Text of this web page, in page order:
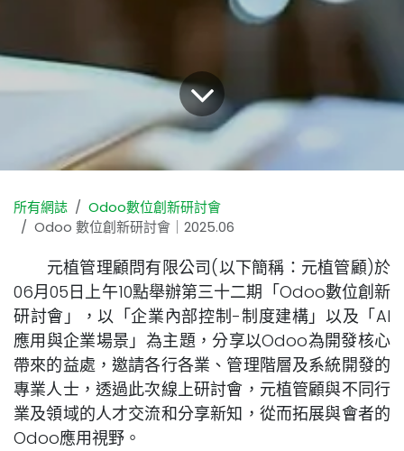
所有網誌
Odoo數位創新研討會
Odoo 數位創新研討會｜2025.06
元植管理顧問有限公司(以下簡稱：元植管顧)於
06月05日上午10點舉辦第三十二期「Odoo數位創新
研討會」，以「企業內部控制-制度建構」以及「AI
應用與企業場景」為主題，分享以Odoo為開發核心
帶來的益處，邀請各行各業、管理階層及系統開發的
專業人士，透過此次線上研討會，元植管顧與不同行
業及領域的人才交流和分享新知，從而拓展與會者的
Odoo應用視野。